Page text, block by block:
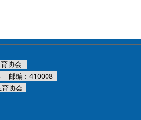
育协会
邮编：410008
协会